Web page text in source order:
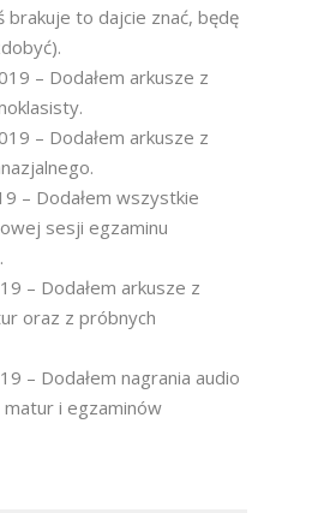
brakuje to dajcie znać, będę
– Dodałem arkusze z
– Dodałem arkusze z
– Dodałem wszystkie
sesji egzaminu
– Dodałem arkusze z
oraz z próbnych
– Dodałem nagrania audio
matur i egzaminów